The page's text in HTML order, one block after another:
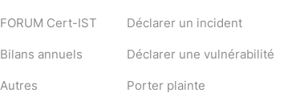
FORUM Cert-IST
Bilans annuels
Autres
Déclarer un incident
Déclarer une vulnérabilité
Porter plainte